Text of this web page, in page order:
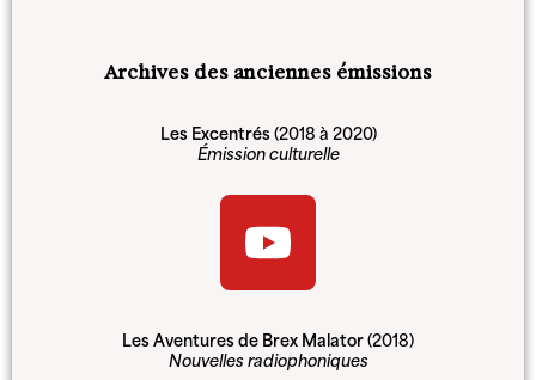
Archives des anciennes émissions
Les Excentrés(2018 à 2020)
Émission culturelle
Les Aventures de Brex Malator(2018)
Nouvelles radiophoniques